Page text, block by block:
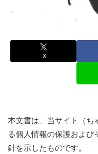
X
本文書は、当サイト（ち
る個人情報の保護および
針を示したものです。